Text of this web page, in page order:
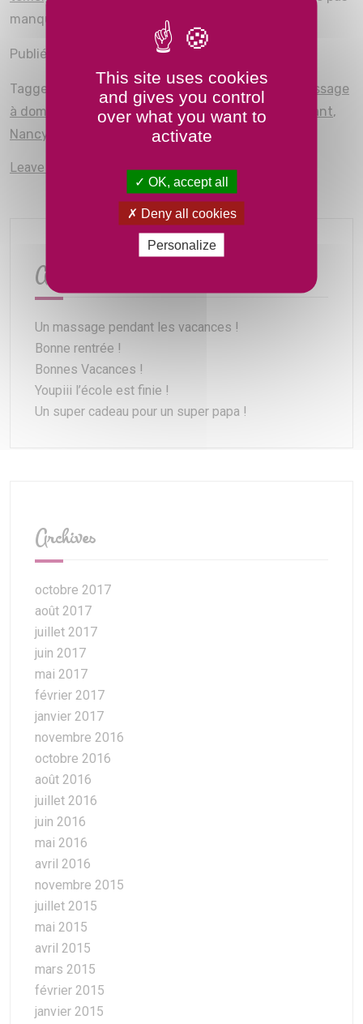
manquer mes dernières actualités !
Publié dans Évènements
Tagged apprendre à masser, atelier à domicile
massage
à domicile
massage pour bébé, massage pour enfant,
Nancy
Leave a Comment
Bonjour
et
bienvenue
Articles Récents
Un massage pendant les vacances !
Bonne rentrée !
Bonnes Vacances !
Youpiii l’école est finie !
Un super cadeau pour un super papa !
Archives
octobre 2017
août 2017
juillet 2017
juin 2017
mai 2017
février 2017
janvier 2017
novembre 2016
octobre 2016
août 2016
juillet 2016
juin 2016
mai 2016
avril 2016
novembre 2015
juillet 2015
mai 2015
avril 2015
mars 2015
février 2015
janvier 2015
This site uses cookies
and gives you control
over what you want to
activate
OK, accept all
Deny all cookies
Personalize